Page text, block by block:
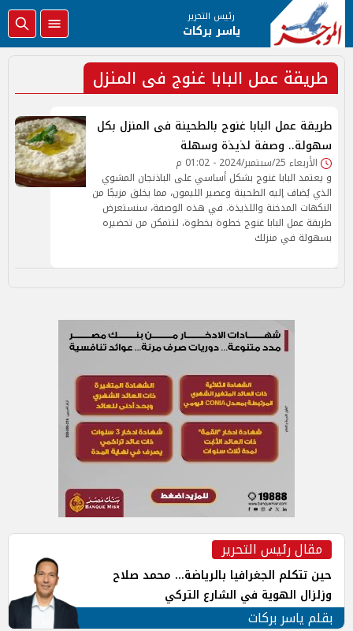
رئيس التحرير
ياسر بركات
طريقة عمل البابا غنوج فى المنزل
طريقة عمل البابا غنوج بالطحينة فى المنزل بكل
سهولة.. وصفة لذيذة وسهلة
الأربعاء 25/سبتمبر/2024 - 01:02 م
و يعتمد البابا غنوج بشكل أساسي على الباذنجان المشوي
الذي يُضاف إليه الطحينة وعصير الليمون، مما يخلق مزيجًا من
النكهات المدخنة واللذيذة. في هذه الوصفة، سنستعرض
طريقة عمل البابا غنوج خطوة بخطوة، لتتمكن من تحضيره
بسهولة في منزلك
مقال رئيس التحرير
حين تتكلم الجغرافيا بالرياضة... محمد صلاح
وزلزال الهوية في الشارع التركي
بقلم ياسر بركات